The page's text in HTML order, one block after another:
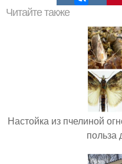
Читайте также
Настойка из пчелиной
польза